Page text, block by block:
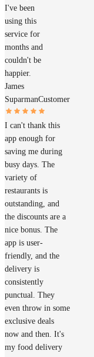
I've been
using this
service for
months and
couldn't be
happier.
James
SuparmanCustomer
I can't thank this
app enough for
saving me during
busy days. The
variety of
restaurants is
outstanding, and
the discounts are a
nice bonus. The
app is user-
friendly, and the
delivery is
consistently
punctual. They
even throw in some
exclusive deals
now and then. It's
my food delivery